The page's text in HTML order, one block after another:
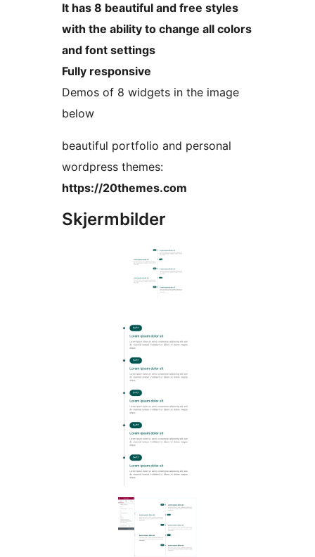
It has 8 beautiful and free styles
with the ability to change all colors
and font settings
Fully responsive
Demos of 8 widgets in the image
below
beautiful portfolio and personal
wordpress themes:
https://20themes.com
Skjermbilder